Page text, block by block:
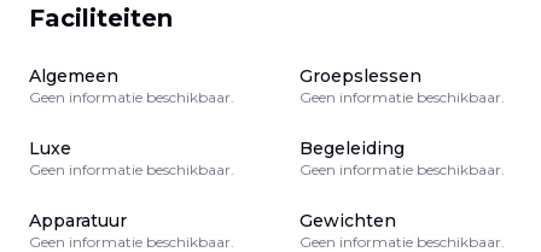
Faciliteiten
Algemeen
Geen informatie beschikbaar.
Groepslessen
Geen informatie beschikbaar.
Luxe
Geen informatie beschikbaar.
Begeleiding
Geen informatie beschikbaar.
Apparatuur
Geen informatie beschikbaar.
Gewichten
Geen informatie beschikbaar.